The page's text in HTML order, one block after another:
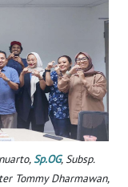
Sp.OG, Subsp.
Tommy Dharmawan,